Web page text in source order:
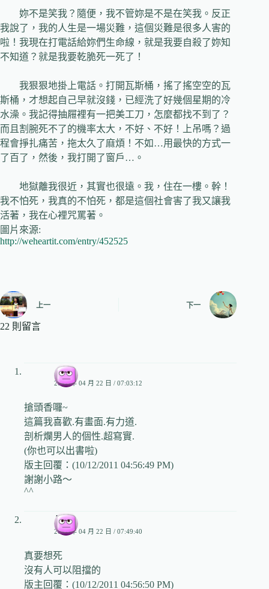
妳不是笑我？隨便，我不管妳是不是在笑我。反正
我說了，我的人生是一場災難，這個災難是很多人害的
啦！我現在打電話給妳們生命線，就是我要自殺了妳知
不知道？就是我要乾脆死一死了！
我狠狠地掛上電話。打開瓦斯桶，搖了搖空空的瓦
斯桶，才想起自己早就沒錢，已經洗了好幾個星期的冷
水澡。我記得抽屜裡有一把美工刀，怎麼都找不到了？
而且割腕死不了的機率太大，不好、不好！上吊嗎？過
程會掙扎痛苦，拖太久了麻煩！不如…用最快的方式一
了百了，然後，我打開了窗戶… 。
地獄離我很近，其實也很遠。我，住在一樓。幹！
我不怕死，我真的不怕死，都是這個社會害了我又讓我
活著，我在心裡咒罵著。
圖片來源:
http://weheartit.com/entry/452525
上一 下一
22 則留言
小路
2009 年 04 月 22 日 / 07:03:12
搶頭香囉~
這篇我喜歡.有畫面.有力道.
剖析爛男人的個性.超寫實.
(你也可以出書啦)
版主回覆：(10/12/2011 04:56:49 PM)
謝謝小路～
^^
凡
2009 年 04 月 22 日 / 07:49:40
真要想死
沒有人可以阻擋的
版主回覆：(10/12/2011 04:56:50 PM)